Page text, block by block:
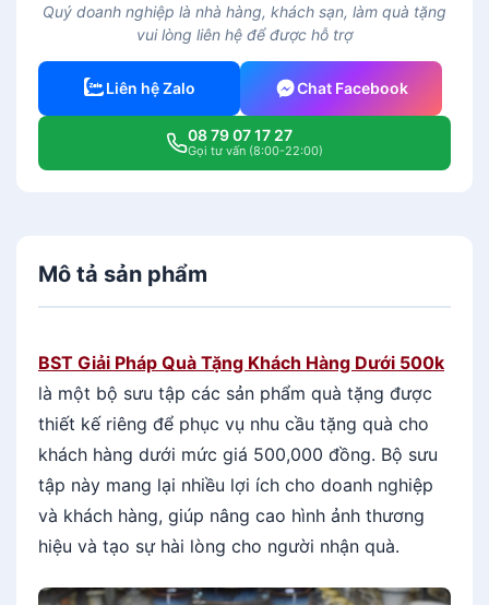
Quý doanh nghiệp là nhà hàng, khách sạn, làm quà tặng
vui lòng liên hệ để được hỗ trợ
Liên hệ Zalo Chat Facebook
08 79 07 17 27
Gọi tư vấn (8:00-22:00)
Mô tả sản phẩm
BST Giải Pháp Quà Tặng Khách Hàng Dưới 500k
là một bộ sưu tập các sản phẩm quà tặng được
thiết kế riêng để phục vụ nhu cầu tặng quà cho
khách hàng dưới mức giá 500,000 đồng. Bộ sưu
tập này mang lại nhiều lợi ích cho doanh nghiệp
và khách hàng, giúp nâng cao hình ảnh thương
hiệu và tạo sự hài lòng cho người nhận quà.